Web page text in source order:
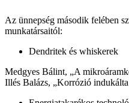
Az ünnepség második felében
munkatársaitól:
Dendritek és whiskerek
Medgyes Bálint, „A
Illés Balázs, „Korrózió